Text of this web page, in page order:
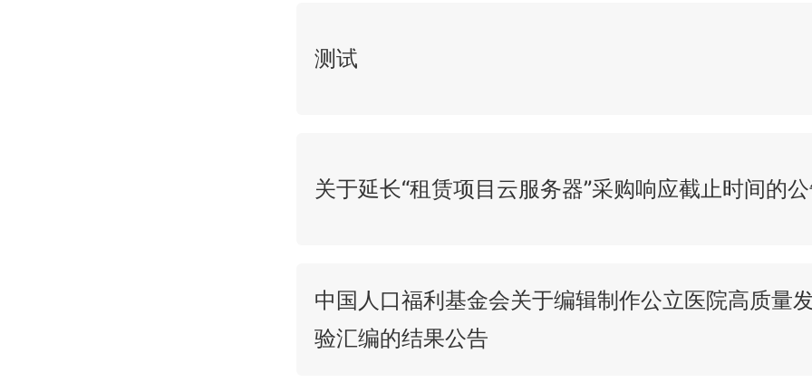
测试
关于延长“租赁项目云服务器”采购响应截止时间的
中国人口福利基金会关于编辑制作公立医院高质量
验汇编的结果公告